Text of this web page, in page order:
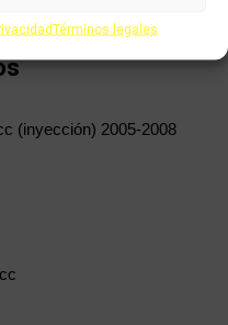
Términos legales
(inyección) 2005-2008